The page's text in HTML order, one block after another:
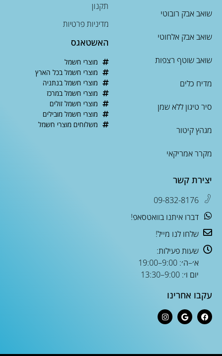
שואב אבק רובוטי
שואב אבק אלחוטי
שואב שוטף רצפות
מדיח כלים
סיר טיגון ללא שמן
מגהץ קיטור
מקרר אמריקאי
תקנון
מדיניות פרטיות
האשטאגס
מוצרי חשמל
מוצרי חשמל בכל הארץ
מוצרי חשמל בנתניה
מוצרי חשמל במרכז
מוצרי חשמל זולים
מוצרי חשמל מובילים
משלוחים מוצרי חשמל
יצירת קשר
09-832-8176
דברו איתנו בוואטסאפ!
שלחו לנו מייל!
שעות פעילות:
א׳–ה׳: 9:00–19:00
יום ו׳: 9:00–13:30
עקבו אחרינו